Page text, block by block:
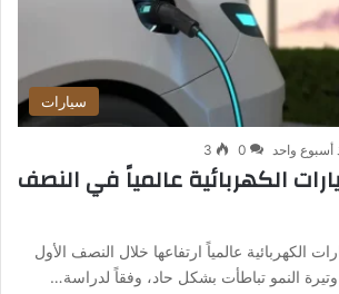
سيارات
أسبوع واحد 0
3
الكهربائية عالمياً في النصف
الكهربائية عالمياً ارتفاعها خلال النصف الأول
النمو تباطأت بشكل حاد، وفقاً لدراسة…